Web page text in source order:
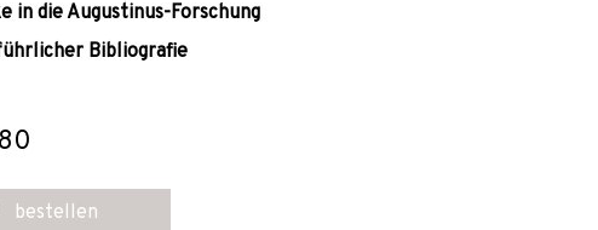
in die Augustinus-Forschung
Bibliografie
bestellen